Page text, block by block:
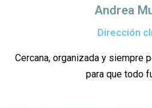
Andrea
Dirección
Cercana, organizada y siempre
para que todo